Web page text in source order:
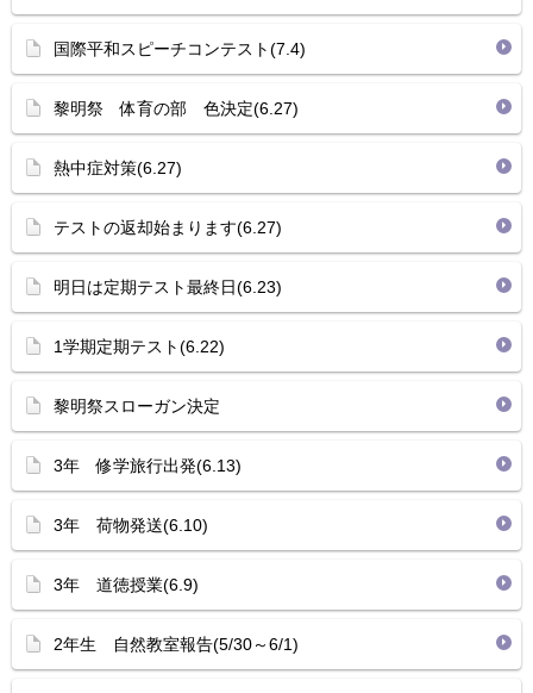
国際平和スピーチコンテスト(7.4)
黎明祭 体育の部 色決定(6.27)
熱中症対策(6.27)
テストの返却始まります(6.27)
明日は定期テスト最終日(6.23)
1学期定期テスト(6.22)
黎明祭スローガン決定
3年 修学旅行出発(6.13)
3年 荷物発送(6.10)
3年 道徳授業(6.9)
2年生 自然教室報告(5/30～6/1)